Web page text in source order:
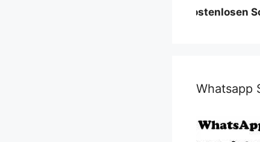
Für unseren Kostenlosen
Whatsapp